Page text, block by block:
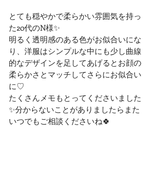
とても穏やかで柔らかい雰囲気を持っ
た20代のN様✨
明るく透明感のある色がお似合いにな
り、洋服はシンプルな中にも少し曲線
的なデザインを足してあげるとお顔の
柔らかさとマッチしてさらにお似合い
に♡
たくさんメモもとってくださいました
✨分からないことがありましたらまた
いつでもご相談くださいね🍀